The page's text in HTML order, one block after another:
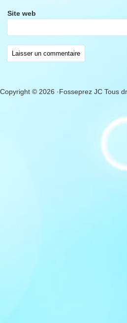
Site web
Copyright © 2026 ·Fosseprez JC Tous